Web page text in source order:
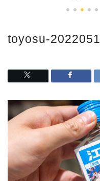
toyosu-